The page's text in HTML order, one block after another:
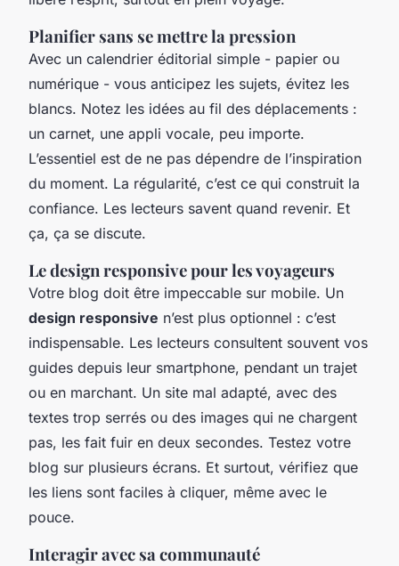
Planifier sans se mettre la pression
Avec un calendrier éditorial simple - papier ou
numérique - vous anticipez les sujets, évitez les
blancs. Notez les idées au fil des déplacements :
un carnet, une appli vocale, peu importe.
L’essentiel est de ne pas dépendre de l’inspiration
du moment. La régularité, c’est ce qui construit la
confiance. Les lecteurs savent quand revenir. Et
ça, ça se discute.
Le design responsive pour les voyageurs
Votre blog doit être impeccable sur mobile. Un
design responsive n’est plus optionnel : c’est
indispensable. Les lecteurs consultent souvent vos
guides depuis leur smartphone, pendant un trajet
ou en marchant. Un site mal adapté, avec des
textes trop serrés ou des images qui ne chargent
pas, les fait fuir en deux secondes. Testez votre
blog sur plusieurs écrans. Et surtout, vérifiez que
les liens sont faciles à cliquer, même avec le
pouce.
Interagir avec sa communauté